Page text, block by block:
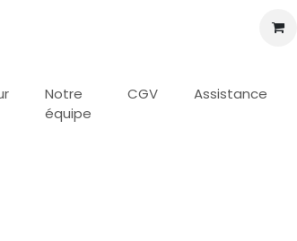
Notre
équipe
CGV Assistance